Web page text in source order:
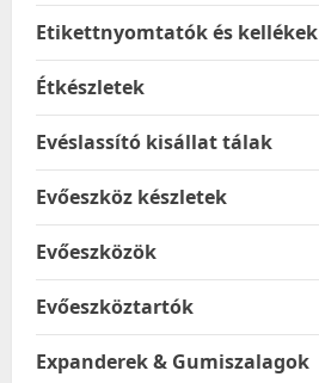
Etikettnyomtatók és kellékek
Étkészletek
Evéslassító kisállat tálak
Evőeszköz készletek
Evőeszközök
Evőeszköztartók
Expanderek & Gumiszalagok